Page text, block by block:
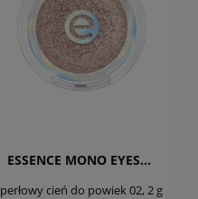
ESSENCE MONO EYESHADOW
perłowy cień do powiek 02, 2 g